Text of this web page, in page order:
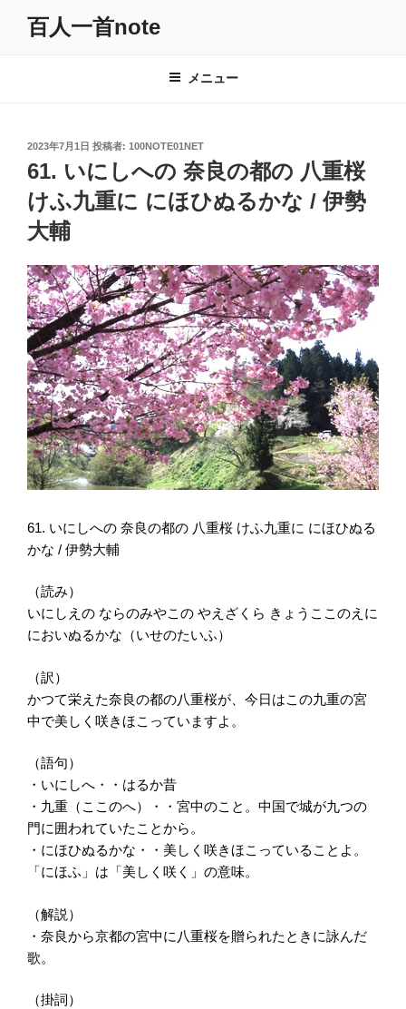
百人一首note
メニュー
投
稿
日:
2023年7月1日 投稿者: 100NOTE01NET
61. いにしへの 奈良の都の 八重桜
けふ九重に にほひぬるかな / 伊勢
大輔
61. いにしへの 奈良の都の 八重桜 けふ九重に にほひぬる
かな / 伊勢大輔
（読み）
いにしえの ならのみやこの やえざくら きょうここのえに
においぬるかな（いせのたいふ）
（訳）
かつて栄えた奈良の都の八重桜が、今日はこの九重の宮
中で美しく咲きほこっていますよ。
（語句）
・いにしへ・・はるか昔
・九重（ここのへ）・・宮中のこと。中国で城が九つの
門に囲われていたことから。
・にほひぬるかな・・美しく咲きほこっていることよ。
「にほふ」は「美しく咲く」の意味。
（解説）
・奈良から京都の宮中に八重桜を贈られたときに詠んだ
歌。
（掛詞）